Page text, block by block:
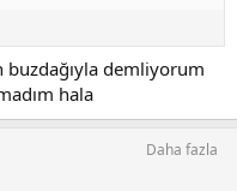
buzdağıyla demliyorum
hala
Daha fazla